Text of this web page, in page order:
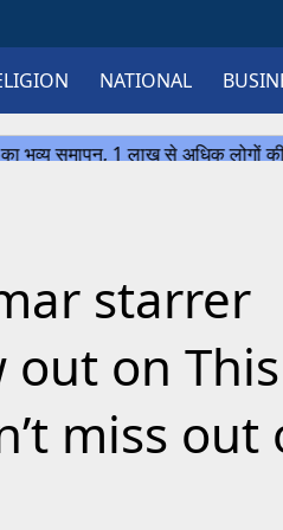
NATIONAL
starrer
on
miss out